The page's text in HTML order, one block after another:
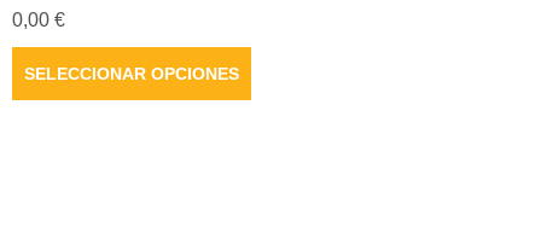
0,00 €
SELECCIONAR OPCIONES
producto